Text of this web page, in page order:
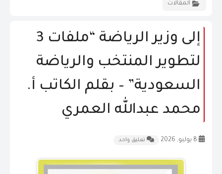
الرؤية و الرسالة
الاخبار
المقالات
إلى وزير الرياضة “ملفات 3
لتطوير المنتخب والرياضة
السعودية” – بقلم الكاتب أ.
محمد عبدالله العمري
تعليق واحد